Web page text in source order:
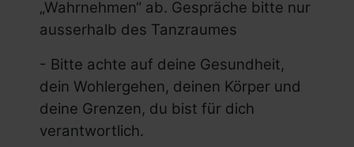
„Wahrnehmen“ ab. Gespräche bitte nur
ausserhalb des Tanzraumes
- Bitte achte auf deine Gesundheit,
dein Wohlergehen, deinen Körper und
deine Grenzen, du bist für dich
verantwortlich.